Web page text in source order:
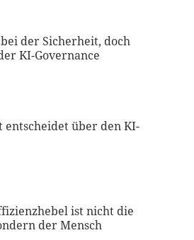
der Sicherheit, doch
KI-Governance
entscheidet über den KI-
ist nicht die
der Mensch